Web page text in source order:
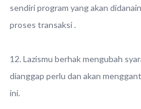
sendiri program yang akan
proses transaksi .
12. Lazismu berhak mengubah
dianggap perlu dan akan
ini.